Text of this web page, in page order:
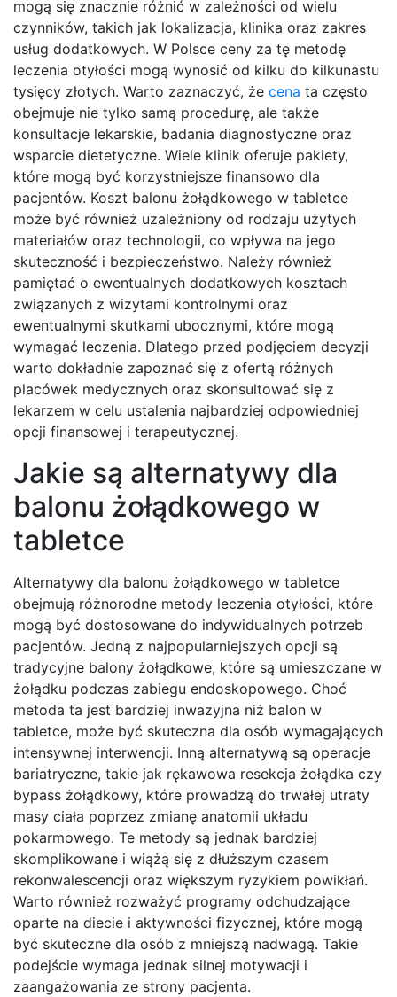
mogą się znacznie różnić w zależności od wielu
czynników, takich jak lokalizacja, klinika oraz zakres
usług dodatkowych. W Polsce ceny za tę metodę
leczenia otyłości mogą wynosić od kilku do kilkunastu
tysięcy złotych. Warto zaznaczyć, że cena ta często
obejmuje nie tylko samą procedurę, ale także
konsultacje lekarskie, badania diagnostyczne oraz
wsparcie dietetyczne. Wiele klinik oferuje pakiety,
które mogą być korzystniejsze finansowo dla
pacjentów. Koszt balonu żołądkowego w tabletce
może być również uzależniony od rodzaju użytych
materiałów oraz technologii, co wpływa na jego
skuteczność i bezpieczeństwo. Należy również
pamiętać o ewentualnych dodatkowych kosztach
związanych z wizytami kontrolnymi oraz
ewentualnymi skutkami ubocznymi, które mogą
wymagać leczenia. Dlatego przed podjęciem decyzji
warto dokładnie zapoznać się z ofertą różnych
placówek medycznych oraz skonsultować się z
lekarzem w celu ustalenia najbardziej odpowiedniej
opcji finansowej i terapeutycznej.
Jakie są alternatywy dla
balonu żołądkowego w
tabletce
Alternatywy dla balonu żołądkowego w tabletce
obejmują różnorodne metody leczenia otyłości, które
mogą być dostosowane do indywidualnych potrzeb
pacjentów. Jedną z najpopularniejszych opcji są
tradycyjne balony żołądkowe, które są umieszczane w
żołądku podczas zabiegu endoskopowego. Choć
metoda ta jest bardziej inwazyjna niż balon w
tabletce, może być skuteczna dla osób wymagających
intensywnej interwencji. Inną alternatywą są operacje
bariatryczne, takie jak rękawowa resekcja żołądka czy
bypass żołądkowy, które prowadzą do trwałej utraty
masy ciała poprzez zmianę anatomii układu
pokarmowego. Te metody są jednak bardziej
skomplikowane i wiążą się z dłuższym czasem
rekonwalescencji oraz większym ryzykiem powikłań.
Warto również rozważyć programy odchudzające
oparte na diecie i aktywności fizycznej, które mogą
być skuteczne dla osób z mniejszą nadwagą. Takie
podejście wymaga jednak silnej motywacji i
zaangażowania ze strony pacjenta.